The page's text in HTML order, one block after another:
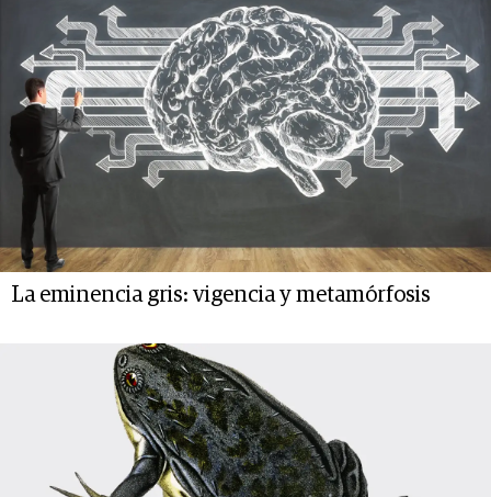
La eminencia gris: vigencia y metamórfosis